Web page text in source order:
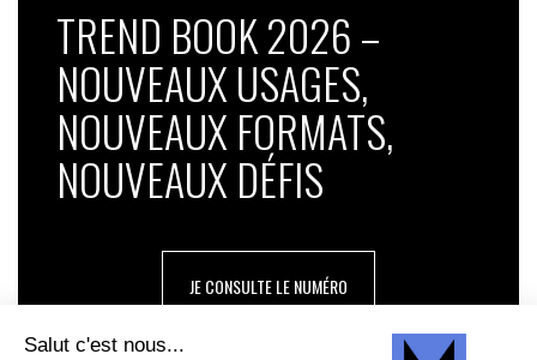
TREND BOOK 2026 –
NOUVEAUX USAGES,
NOUVEAUX FORMATS,
NOUVEAUX DÉFIS
JE CONSULTE LE NUMÉRO